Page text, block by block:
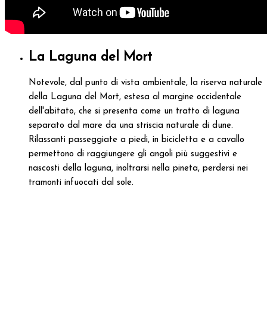
La Laguna del Mort
Notevole, dal punto di vista ambientale, la riserva naturale
della Laguna del Mort, estesa al margine occidentale
dell'abitato, che si presenta come un tratto di laguna
separato dal mare da una striscia naturale di dune.
Rilassanti passeggiate a piedi, in bicicletta e a cavallo
permettono di raggiungere gli angoli più suggestivi e
nascosti della laguna, inoltrarsi nella pineta, perdersi nei
tramonti infuocati dal sole.